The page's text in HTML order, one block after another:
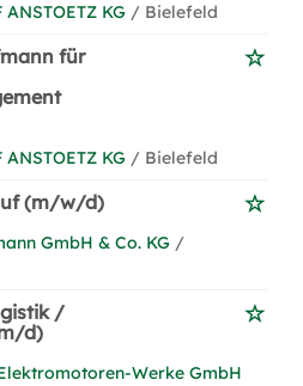
KG / Bielefeld
für
KG / Bielefeld
(m/w/d)
GmbH & Co. KG /
/
d)
Werke GmbH